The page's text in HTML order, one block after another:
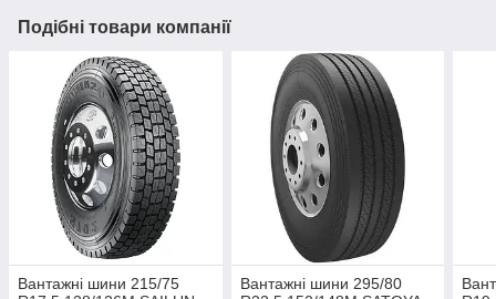
Подібні товари компанії
Вантажні шини 215/75
Вантажні шини 295/80